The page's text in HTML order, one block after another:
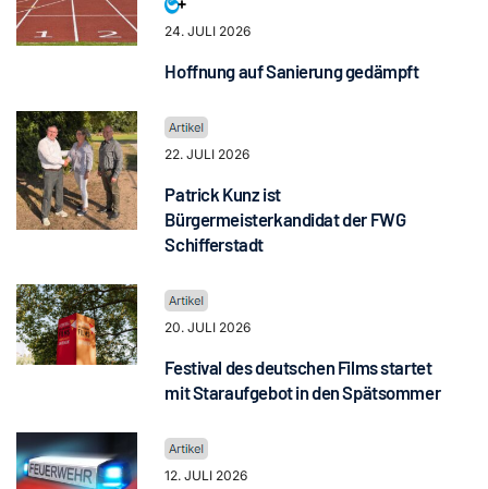
24. JULI 2026
Hoffnung auf Sanierung gedämpft
22. JULI 2026
Patrick Kunz ist
Bürgermeisterkandidat der FWG
Schifferstadt
20. JULI 2026
Festival des deutschen Films startet
mit Staraufgebot in den Spätsommer
12. JULI 2026